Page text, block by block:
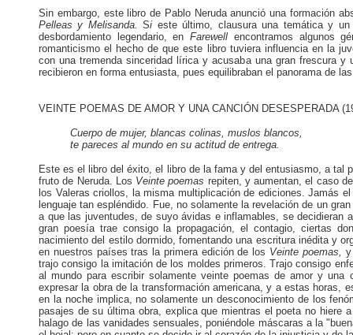
Sin embargo, este libro de Pablo Neruda anunció una formación
Pelleas y Melisanda.Si este último, clausura una temática y
desbordamiento legendario, enFarewell encontramos algunos
romanticismo el hecho de que este libro tuviera influencia en la
con una tremenda sinceridad lírica y acusaba una gran frescura
recibieron en forma entusiasta, pues equilibraban el panorama de
VEINTE POEMAS DE AMOR Y UNA CANCIÓN DESESPERADA
Cuerpo de mujer, blancas colinas, muslos blancos,
te pareces al mundo en su actitud de entrega.
Este es el libro del éxito, el libro de la fama y del entusiasmo, a tal
fruto de Neruda. Los Veinte poemas repiten, y aumentan, el caso
los Valeras criollos, la misma multiplicación de ediciones. Jamás
lenguaje tan espléndido. Fue, no solamente la revelación de un
a que las juventudes, de suyo ávidas e inflamables, se decidieran
gran poesía trae consigo la propagación, el contagio, ciertas
nacimiento del estilo dormido, fomentando una escritura inédita y
en nuestros países tras la primera edición de los Veinte poemas, y
trajo consigo la imitación de los moldes primeros. Trajo consigo
al mundo para escribir solamente veinte poemas de amor y
expresar la obra de la transformación americana, y a estas horas,
en la noche implica, no solamente un desconocimiento de los
pasajes de su última obra, explica que mientras el poeta no hiere
halago de las vanidades sensuales, poniéndole máscaras a la